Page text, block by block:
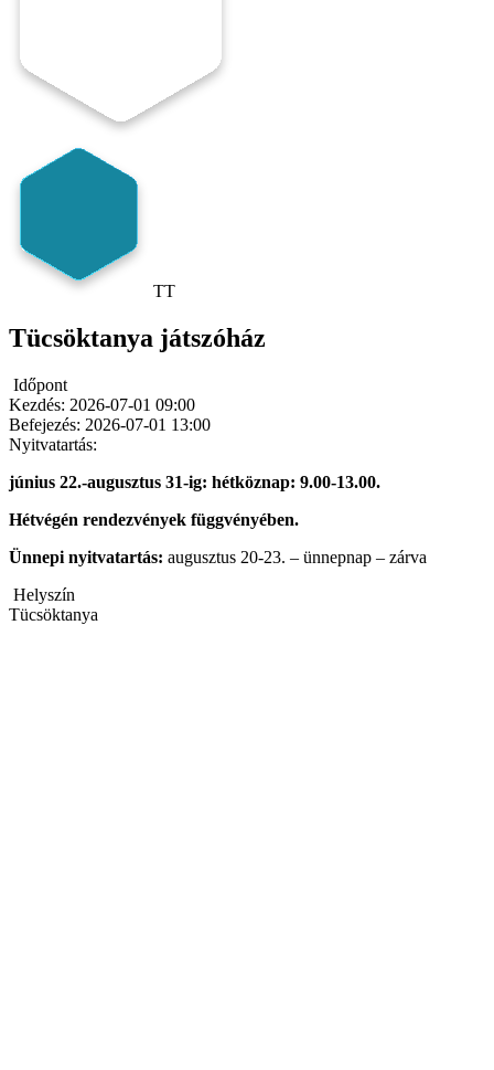
TT
Tücsöktanya játszóház
Időpont
Kezdés: 2026-07-01 09:00
Befejezés: 2026-07-01 13:00
Nyitvatartás:
június 22.-augusztus 31-ig: hétköznap: 9.00-13.00.
Hétvégén rendezvények függvényében.
Ünnepi nyitvatartás: augusztus 20-23. – ünnepnap – zárva
Helyszín
Tücsöktanya